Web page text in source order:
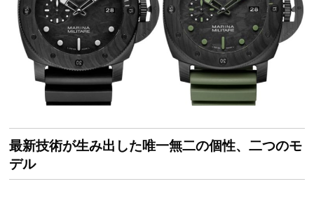
最新技術が生み出した唯一無二の個性、二つのモ
デル